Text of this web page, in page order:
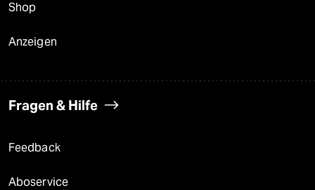
Shop
Anzeigen
Fragen & Hilfe
Feedback
Aboservice